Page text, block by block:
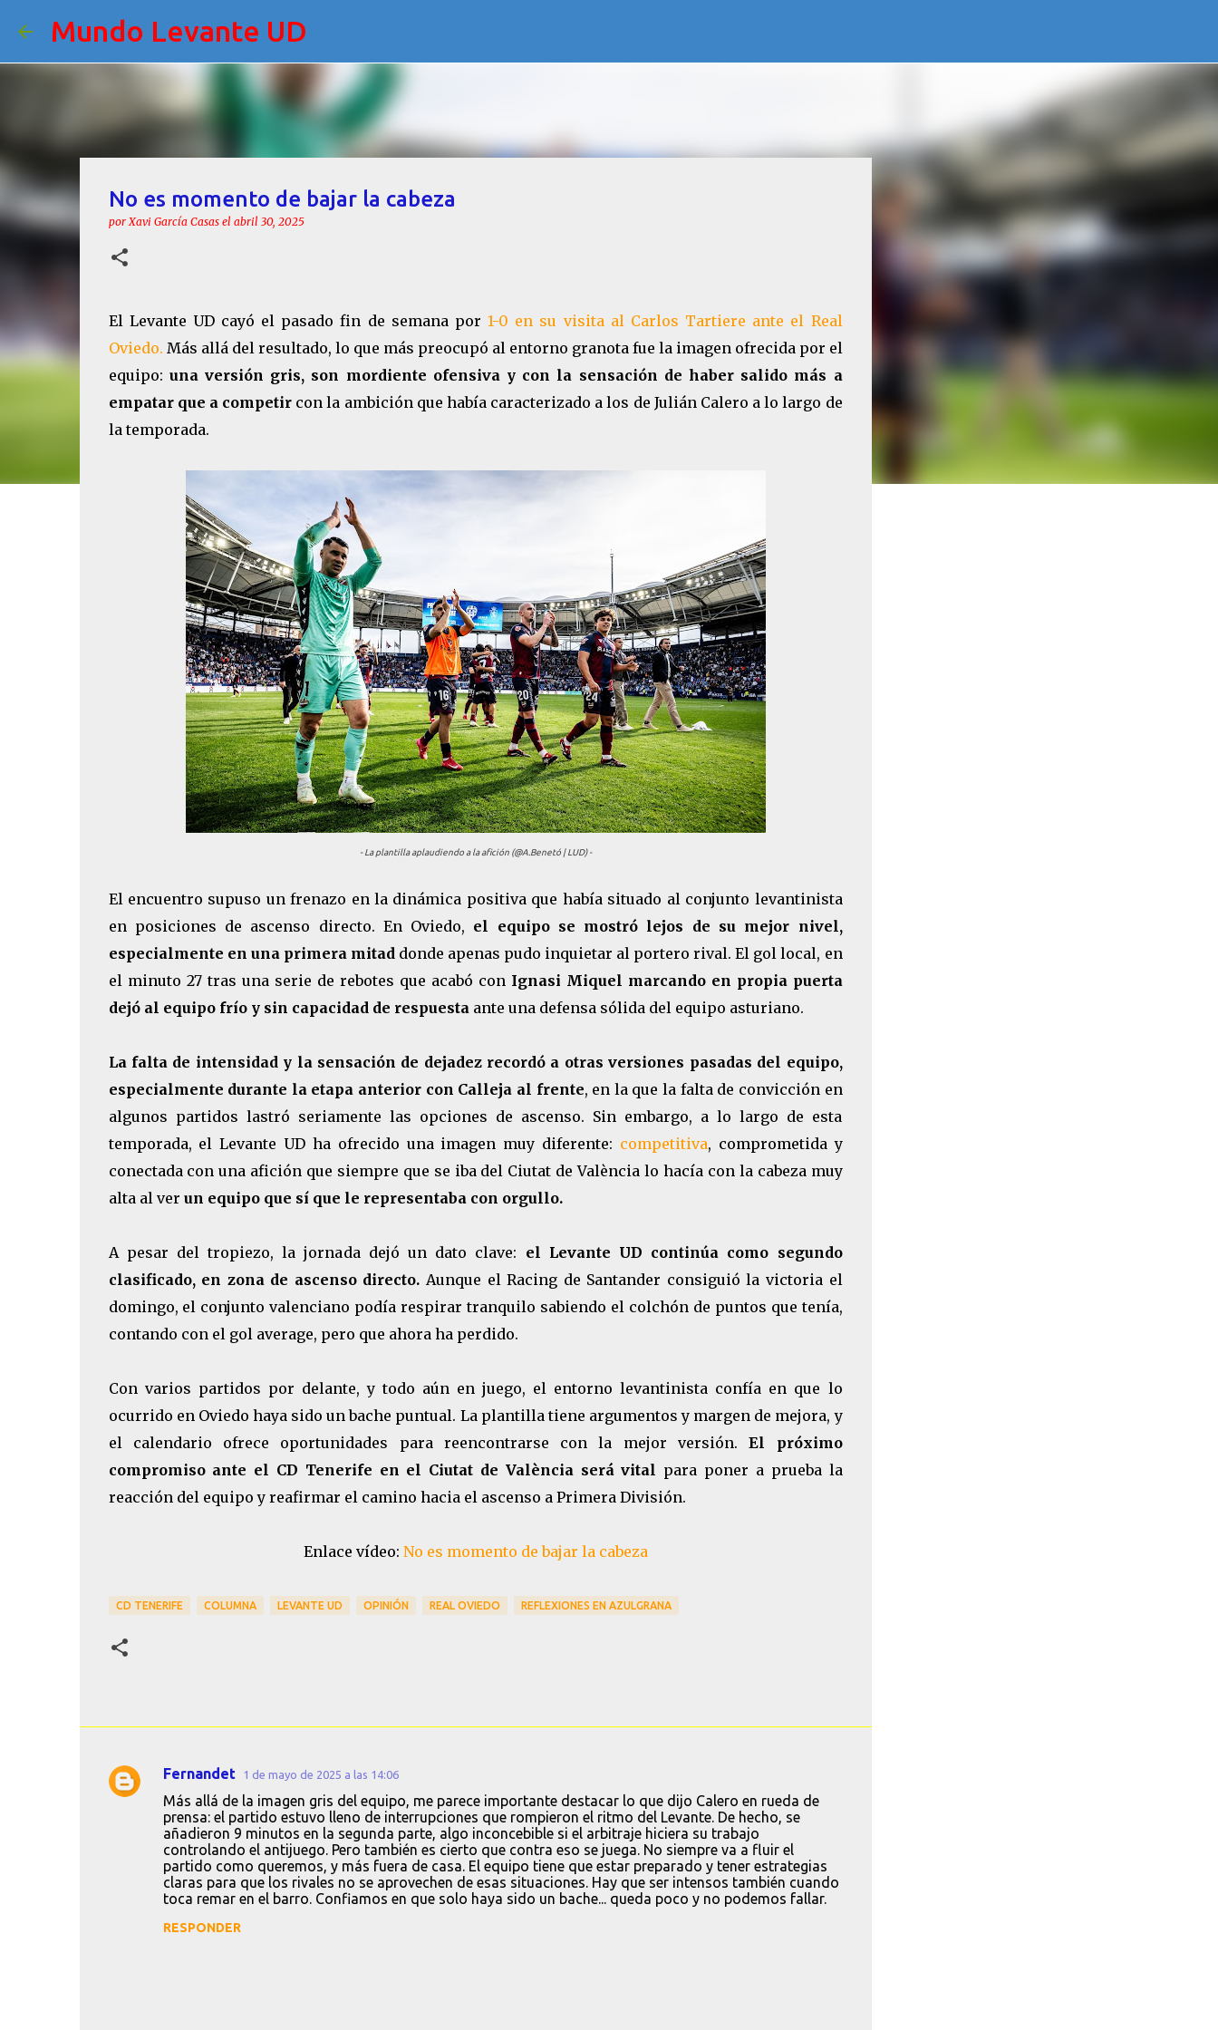
Mundo Levante UD
No es momento de bajar la cabeza
porXavi García Casas el abril 30, 2025
El Levante UD cayó el pasado fin de semana por1-0 en su visita al Carlos Tartiere ante el Real
Oviedo. Más allá del resultado, lo que más preocupó al entorno granota fue la imagen ofrecida por el
equipo: una versión gris, son mordiente ofensiva y con la sensación de haber salido más a
empatar que a competir con la ambición que había caracterizado a los de Julián Calero a lo largo de
la temporada.
- La plantilla aplaudiendo a la afición (@A.Benetó | LUD) -
El encuentro supuso un frenazo en la dinámica positiva que había situado al conjunto levantinista
en posiciones de ascenso directo. En Oviedo, el equipo se mostró lejos de su mejor nivel,
especialmente en una primera mitaddonde apenas pudo inquietar al portero rival. El gol local, en
el minuto 27 tras una serie de rebotes que acabó con Ignasi Miquel marcando en propia puerta
dejó al equipo frío y sin capacidad de respuestaante una defensa sólida del equipo asturiano.
La falta de intensidad y la sensación de dejadez recordó a otras versiones pasadas del equipo,
especialmente durante la etapa anterior con Calleja al frente, en la que la falta de convicción en
algunos partidos lastró seriamente las opciones de ascenso. Sin embargo, a lo largo de esta
temporada, el Levante UD ha ofrecido una imagen muy diferente: competitiva, comprometida y
conectada con una afición que siempre que se iba del Ciutat de València lo hacía con la cabeza muy
alta al ver un equipo que sí que le representaba con orgullo.
A pesar del tropiezo, la jornada dejó un dato clave: el Levante UD continúa como segundo
clasificado, en zona de ascenso directo. Aunque el Racing de Santander consiguió la victoria el
domingo, el conjunto valenciano podía respirar tranquilo sabiendo el colchón de puntos que tenía,
contando con el gol average, pero que ahora ha perdido.
Con varios partidos por delante, y todo aún en juego, el entorno levantinista confía en que lo
ocurrido en Oviedo haya sido un bache puntual. La plantilla tiene argumentos y margen de mejora, y
el calendario ofrece oportunidades para reencontrarse con la mejor versión.El próximo
compromiso ante el CD Tenerife en el Ciutat de València será vital para poner a prueba la
reacción del equipo y reafirmar el camino hacia el ascenso a Primera División.
Enlace vídeo: No es momento de bajar la cabeza
CD TENERIFE COLUMNA LEVANTE UD OPINIÓN REAL OVIEDO REFLEXIONES EN AZULGRANA
C
Fernandet 1 de mayo de 2025 a las 14:06
Más allá de la imagen gris del equipo, me parece importante destacar lo que dijo Calero en rueda de
prensa: el partido estuvo lleno de interrupciones que rompieron el ritmo del Levante. De hecho, se
añadieron 9 minutos en la segunda parte, algo inconcebible si el arbitraje hiciera su trabajo
controlando el antijuego. Pero también es cierto que contra eso se juega. No siempre va a fluir el
partido como queremos, y más fuera de casa. El equipo tiene que estar preparado y tener estrategias
claras para que los rivales no se aprovechen de esas situaciones. Hay que ser intensos también cuando
toca remar en el barro. Confiamos en que solo haya sido un bache... queda poco y no podemos fallar.
RESPONDER